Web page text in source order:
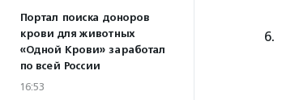
Портал поиска доноров
крови для животных
«Одной Крови» заработал
по всей России
16:53